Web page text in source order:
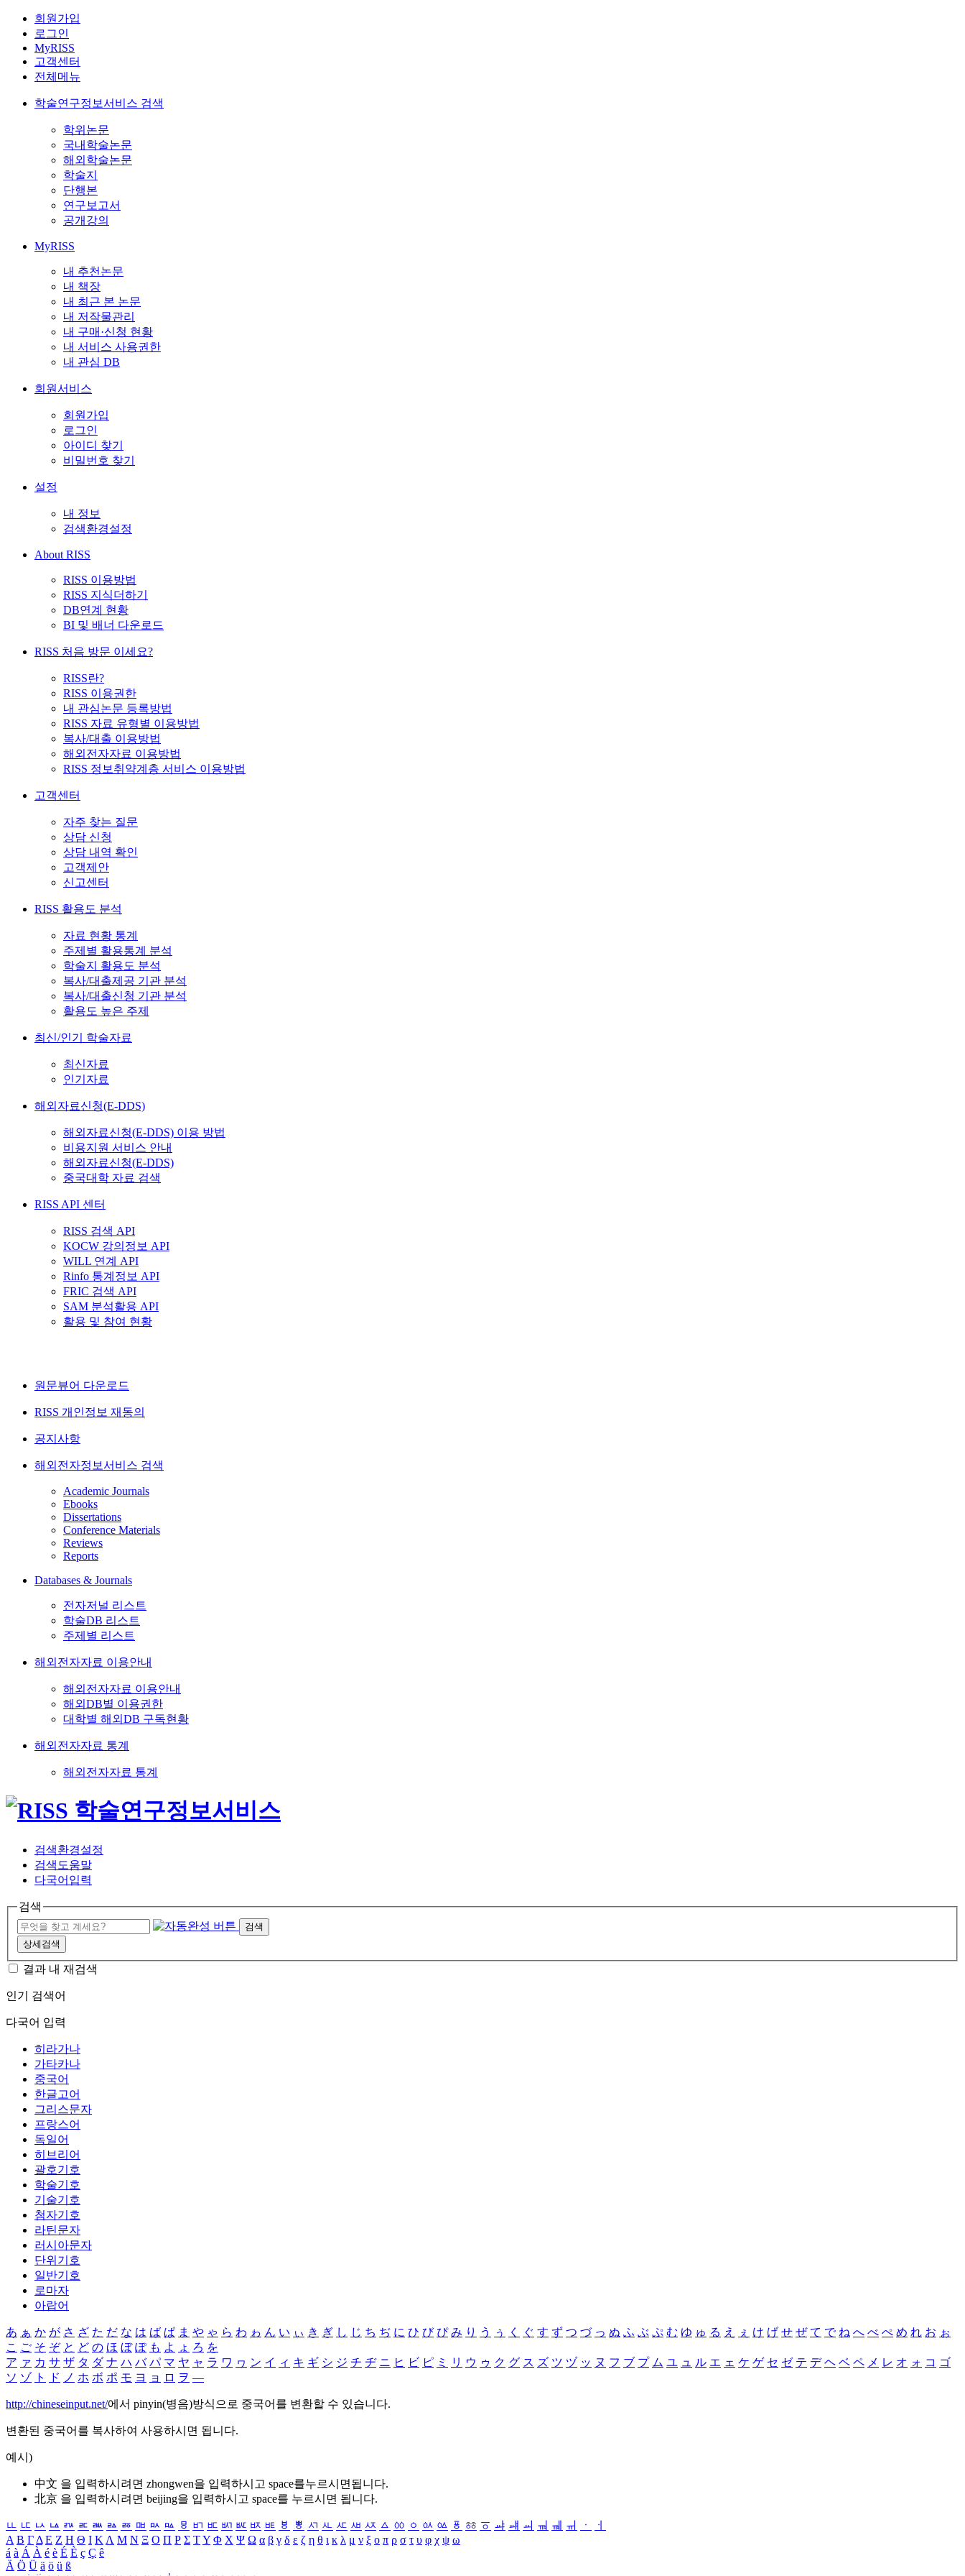
회원가입
로그인
MyRISS
고객센터
전체메뉴
학술연구정보서비스 검색
학위논문
국내학술논문
해외학술논문
학술지
단행본
연구보고서
공개강의
MyRISS
내 추천논문
내 책장
내 최근 본 논문
내 저작물관리
내 구매·신청 현황
내 서비스 사용권한
내 관심 DB
회원서비스
회원가입
로그인
아이디 찾기
비밀번호 찾기
설정
내 정보
검색환경설정
About RISS
RISS 이용방법
RISS 지식더하기
DB연계 현황
BI 및 배너 다운로드
RISS 처음 방문 이세요?
RISS란?
RISS 이용권한
내 관심논문 등록방법
RISS 자료 유형별 이용방법
복사/대출 이용방법
해외전자자료 이용방법
RISS 정보취약계층 서비스 이용방법
고객센터
자주 찾는 질문
상담 신청
상담 내역 확인
고객제안
신고센터
RISS 활용도 분석
자료 현황 통계
주제별 활용통계 분석
학술지 활용도 분석
복사/대출제공 기관 분석
복사/대출신청 기관 분석
활용도 높은 주제
최신/인기 학술자료
최신자료
인기자료
해외자료신청(E-DDS)
해외자료신청(E-DDS) 이용 방법
비용지원 서비스 안내
해외자료신청(E-DDS)
중국대학 자료 검색
RISS API 센터
RISS 검색 API
KOCW 강의정보 API
WILL 연계 API
Rinfo 통계정보 API
FRIC 검색 API
SAM 분석활용 API
활용 및 참여 현황
원문뷰어 다운로드
RISS 개인정보 재동의
공지사항
해외전자정보서비스 검색
Academic Journals
Ebooks
Dissertations
Conference Materials
Reviews
Reports
Databases & Journals
전자저널 리스트
학술DB 리스트
주제별 리스트
해외전자자료 이용안내
해외전자자료 이용안내
해외DB별 이용권한
대학별 해외DB 구독현황
해외전자자료 통계
해외전자자료 통계
검색환경설정
검색도움말
다국어입력
검색
검색
상세검색
결과 내 재검색
인기 검색어
다국어 입력
히라가나
가타카나
중국어
한글고어
그리스문자
프랑스어
독일어
히브리어
괄호기호
학술기호
기술기호
첨자기호
라틴문자
러시아문자
단위기호
일반기호
로마자
아랍어
あ ぁ か が さ ざ た だ な は ば ぱ ま や ゃ ら わ ゎ ん い ぃ き ぎ し じ ち ぢ に ひ び ぴ み り う ぅ く ぐ す ず つ づ っ ぬ ふ ぶ ぷ む ゆ ゅ る え ぇ け げ せ ぜ て で ね へ べ ぺ め れ お ぉ
こ ご そ ぞ と ど の ほ ぼ ぽ も よ ょ ろ を
ア ァ カ サ ザ タ ダ ナ ハ バ パ マ ヤ ャ ラ ワ ヮ ン イ ィ キ ギ シ ジ チ ヂ ニ ヒ ビ ピ ミ リ ウ ゥ ク グ ス ズ ツ ヅ ッ ヌ フ ブ プ ム ユ ュ ル エ ェ ケ ゲ セ ゼ テ デ ヘ ベ ペ メ レ オ ォ コ ゴ
ソ ゾ ト ド ノ ホ ボ ポ モ ヨ ョ ロ ヲ ―
http://chineseinput.net/에서 pinyin(병음)방식으로 중국어를 변환할 수 있습니다.
변환된 중국어를 복사하여 사용하시면 됩니다.
예시)
中文 을 입력하시려면 zhongwen을 입력하시고 space를누르시면됩니다.
北京 을 입력하시려면 beijing을 입력하시고 space를 누르시면 됩니다.
ㅥ ㅦ ㅧ ㅨ ㅩ ㅪ ㅫ ㅬ ㅭ ㅮ ㅯ ㅰ ㅱ ㅲ ㅳ ㅴ ㅵ ㅶ ㅷ ㅸ ㅹ ㅺ ㅻ ㅼ ㅽ ㅾ ㅿ ㆀ ㆁ ㆂ ㆃ ㆄ ㆅ ㆆ ㆇ ㆈ ㆉ ㆊ ㆋ ㆌ ㆍ
ㆎ
Α Β ΓΔ Ε Ζ Η Θ Ι ΚΛ Μ Ν Ξ Ο Π Ρ Σ ΤΥ Φ Χ Ψ Ω α β γ δ ε ζ η θ ι κ λ μ ν ξ ο π ρ σ τ υ φ χ ψ ω
á à Á À é è É È ç Ç ê
Ä Ö Ü ä ö ü ß